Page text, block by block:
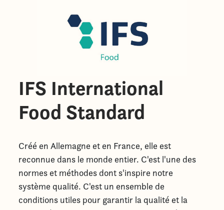
IFS International
Food Standard
Créé en Allemagne et en France, elle est
reconnue dans le monde entier. C'est l'une des
normes et méthodes dont s'inspire notre
système qualité. C'est un ensemble de
conditions utiles pour garantir la qualité et la